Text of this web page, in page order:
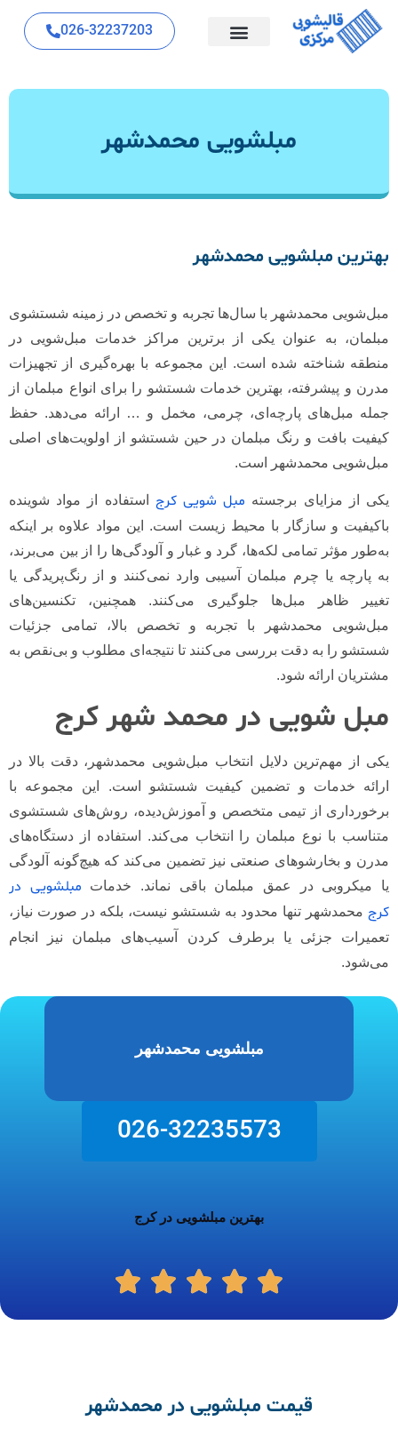
026-32237203
مبلشویی محمدشهر
بهترین مبلشویی محمدشهر
مبل‌شویی محمدشهر با سال‌ها تجربه و تخصص در زمینه شستشوی
مبلمان، به عنوان یکی از برترین مراکز خدمات مبل‌شویی در
منطقه شناخته شده است. این مجموعه با بهره‌گیری از تجهیزات
مدرن و پیشرفته، بهترین خدمات شستشو را برای انواع مبلمان از
جمله مبل‌های پارچه‌ای، چرمی، مخمل و … ارائه می‌دهد. حفظ
کیفیت بافت و رنگ مبلمان در حین شستشو از اولویت‌های اصلی
مبل‌شویی محمدشهر است.
یکی از مزایای برجسته مبل‌ شویی کرج استفاده از مواد شوینده
باکیفیت و سازگار با محیط زیست است. این مواد علاوه بر اینکه
به‌طور مؤثر تمامی لکه‌ها، گرد و غبار و آلودگی‌ها را از بین می‌برند،
به پارچه یا چرم مبلمان آسیبی وارد نمی‌کنند و از رنگ‌پریدگی یا
تغییر ظاهر مبل‌ها جلوگیری می‌کنند. همچنین، تکنسین‌های
مبل‌شویی محمدشهر با تجربه و تخصص بالا، تمامی جزئیات
شستشو را به دقت بررسی می‌کنند تا نتیجه‌ای مطلوب و بی‌نقص به
مشتریان ارائه شود.
مبل شویی در محمد شهر کرج
یکی از مهم‌ترین دلایل انتخاب مبل‌شویی محمدشهر، دقت بالا در
ارائه خدمات و تضمین کیفیت شستشو است. این مجموعه با
برخورداری از تیمی متخصص و آموزش‌دیده، روش‌های شستشوی
متناسب با نوع مبلمان را انتخاب می‌کند. استفاده از دستگاه‌های
مدرن و بخارشوهای صنعتی نیز تضمین می‌کند که هیچ‌گونه آلودگی
یا میکروبی در عمق مبلمان باقی نماند. خدمات مبلشویی در
کرج محمدشهر تنها محدود به شستشو نیست، بلکه در صورت نیاز،
تعمیرات جزئی یا برطرف کردن آسیب‌های مبلمان نیز انجام
می‌شود.
مبلشویی محمدشهر
026-32235573
بهترین مبلشویی در کرج
قیمت مبلشویی در محمدشهر